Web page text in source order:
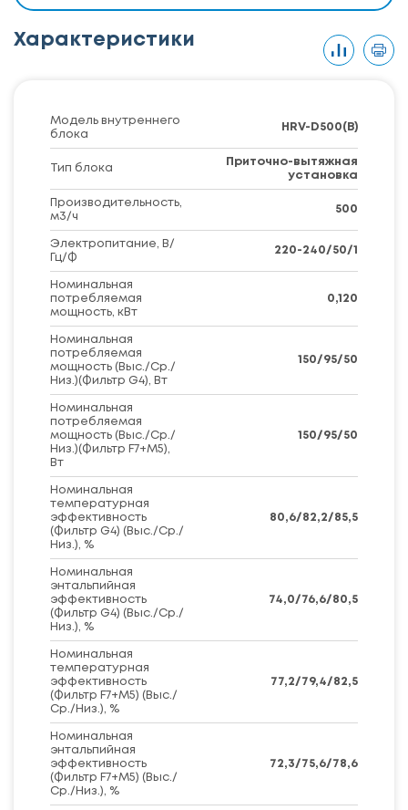
Характеристики
Модель внутреннего
блока
HRV-D500(B)
Тип блока
Приточно-вытяжная
установка
Производительность,
м3/ч
500
Электропитание, В/
Гц/Ф
220-240/50/1
Номинальная
потребляемая
мощность, кВт
0,120
Номинальная
потребляемая
мощность (Выс./Ср./
Низ.)(Фильтр G4), Вт
150/95/50
Номинальная
потребляемая
мощность (Выс./Ср./
Низ.)(Фильтр F7+M5),
Вт
150/95/50
Номинальная
температурная
эффективность
(Фильтр G4) (Выс./Ср./
Низ.), %
80,6/82,2/85,5
Номинальная
энтальпийная
эффективность
(Фильтр G4) (Выс./Ср./
Низ.), %
74,0/76,6/80,5
Номинальная
температурная
эффективность
(Фильтр F7+M5) (Выс./
Ср./Низ.), %
77,2/79,4/82,5
Номинальная
энтальпийная
эффективность
(Фильтр F7+M5) (Выс./
Ср./Низ.), %
72,3/75,6/78,6